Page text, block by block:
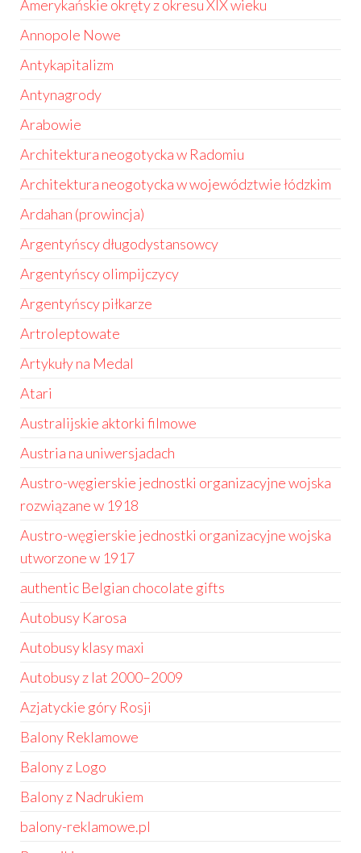
Amerykańskie okręty z okresu XIX wieku
Annopole Nowe
Antykapitalizm
Antynagrody
Arabowie
Architektura neogotycka w Radomiu
Architektura neogotycka w województwie łódzkim
Ardahan (prowincja)
Argentyńscy długodystansowcy
Argentyńscy olimpijczycy
Argentyńscy piłkarze
Artroleptowate
Artykuły na Medal
Atari
Australijskie aktorki filmowe
Austria na uniwersjadach
Austro-węgierskie jednostki organizacyjne wojska
rozwiązane w 1918
Austro-węgierskie jednostki organizacyjne wojska
utworzone w 1917
authentic Belgian chocolate gifts
Autobusy Karosa
Autobusy klasy maxi
Autobusy z lat 2000–2009
Azjatyckie góry Rosji
Balony Reklamowe
Balony z Logo
Balony z Nadrukiem
balony-reklamowe.pl